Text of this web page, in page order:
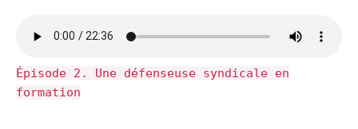
Épisode 2. Une défenseuse syndicale en
formation